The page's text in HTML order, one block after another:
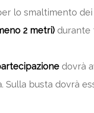
lo smaltimento dei
2 metri) durante
dovrà
Sulla busta dovrà